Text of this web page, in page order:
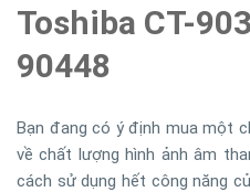
Toshiba CT-
90448
Bạn đang có ý định mua một
về chất lượng hình ảnh âm
cách sử dụng hết công năng